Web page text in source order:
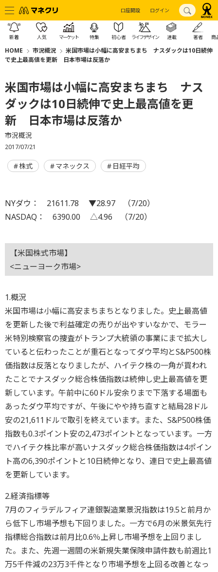
口座開設 ログイン
新着 人気 マーケット 特集 初心者 ライフデザイン 連載 著者 商
HOME 市況概況
米国市場は小幅に高安まちまち ナスダックは10日続伸
で史上最高値を更新 日本市場は反落か
米国市場は小幅に高安まちまち ナス
ダックは10日続伸で史上最高値を更
新 日本市場は反落か
市況概況
2017/07/21
株式 マネックス 日経平均
NYダウ： 21611.78 ▼28.97 （7/20）
NASDAQ： 6390.00 △4.96 （7/20）
【米国株式市場】
<ニューヨーク市場>
1.概況
米国市場は小幅に高安まちまちとなりました。史上最高値
を更新した後で利益確定の売りが出やすいなかで、モラー
米特別検察官の捜査がトランプ大統領の事業にまで拡大し
ていると伝わったことが重石となってダウ平均とS&P500株
価指数は反落となりましたが、ハイテク株の一角が買われ
たことでナスダック総合株価指数は続伸し史上最高値を更
新しています。午前中に60ドル安余りまで下落する場面も
あったダウ平均ですが、午後にやや持ち直すと結局28ドル
安の21,611ドルで取引を終えています。また、S&P500株価
指数も0.3ポイント安の2,473ポイントとなっています。一方
でハイテク株比率が高いナスダック総合株価指数は4ポイン
ト高の6,390ポイントと10日続伸となり、連日で史上最高値
を更新しています。
2.経済指標等
7月のフィラデルフィア連銀製造業景況指数は19.5と前月か
ら低下し市場予想も下回りました。一方で6月の米景気先行
指標総合指数は前月比0.6％上昇し市場予想を上回りまし
た。また、先週一週間の米新規失業保険申請件数も前週比1
万5千件減の23万3千件となり市場予想を上回る改善となっ